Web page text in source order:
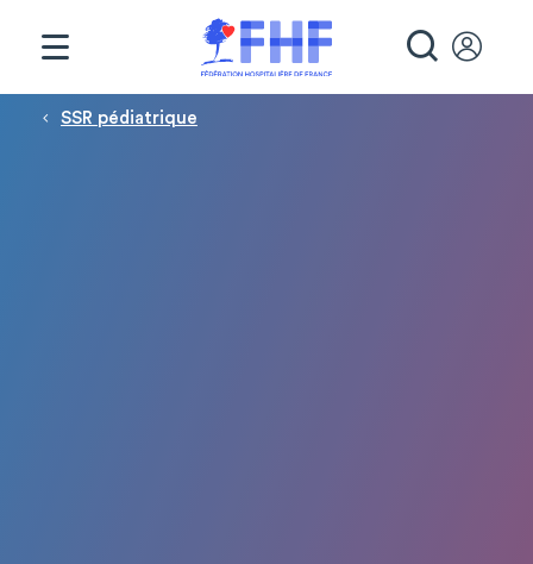
Fil d'Ariane
SSR pédiatrique
Panneau de gestion des cookies